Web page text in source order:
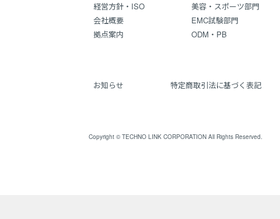
経営方針・ISO
会社概要
拠点案内
美容・スポーツ部門
EMC試験部門
ODM・PB
お知らせ 特定商取引法に基づく表記
Copyright © TECHNO LINK CORPORATION All Rights Reserved.